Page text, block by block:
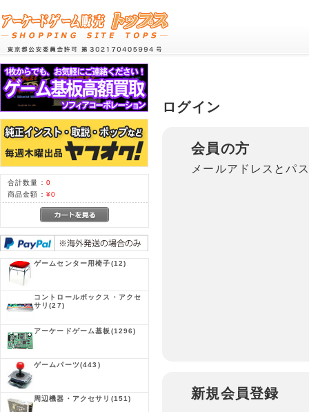
合計数量： 0
商品金額： ¥0
ゲームセンター用椅子(12)
コントロールボックス・アクセ
サリ(27)
アーケードゲーム基板 (1296)
ゲームパーツ(443)
周辺機器・アクセサリ (151)
ログイン
会員の方
メールアドレスとパ
新規会員登録